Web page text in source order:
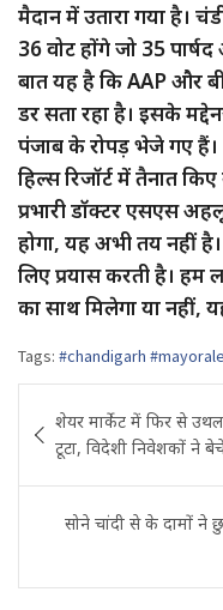
मैदान में उतारा गया है।
36 वोट होंगे जो 35
बात यह है कि AAP और
डर सता रहा है। इसके
पंजाब के रोपड़ भेजे गए हैं।
हिल्स रिजॉर्ट में तैनात
प्रभारी डॉक्टर एसएस
होगा, यह अभी तय नहीं
लिए प्रयास करती है। हम
का साथ मिलेगा या नहीं,
Tags: #chandigarh
navigation
शेयर मार्केट में फिर से
टूटा, विदेशी निवेशकों ने
सोने चांदी से के दामों ने